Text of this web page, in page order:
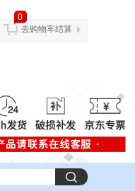
0
去购物车结算